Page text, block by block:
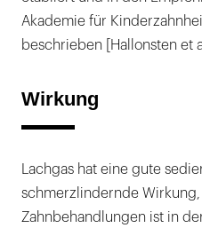
Akademie für
beschrieben [Hallonsten et
Wirkung
Lachgas hat eine gute
schmerzlindernde
Zahnbehandlungen ist in